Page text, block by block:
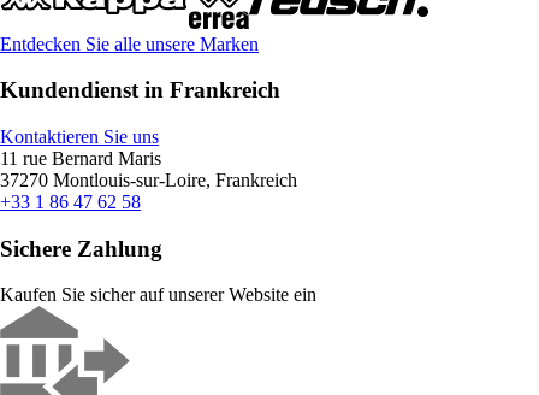
Entdecken Sie alle unsere Marken
Kundendienst in Frankreich
Kontaktieren Sie uns
11 rue Bernard Maris
37270 Montlouis-sur-Loire, Frankreich
+33 1 86 47 62 58
Sichere Zahlung
Kaufen Sie sicher auf unserer Website ein